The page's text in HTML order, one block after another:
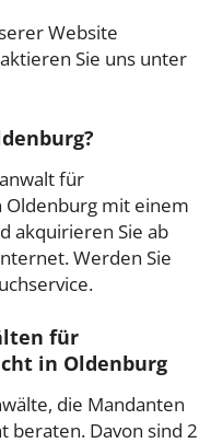
Website
Sie uns unter
für
mit einem
akquirieren Sie ab
Werden Sie
für
in Oldenburg
die Mandanten
beraten. Davon sind 2